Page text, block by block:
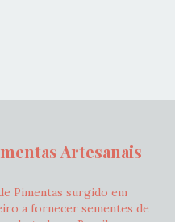
Artesanais
Pimentas surgido em
a fornecer sementes de